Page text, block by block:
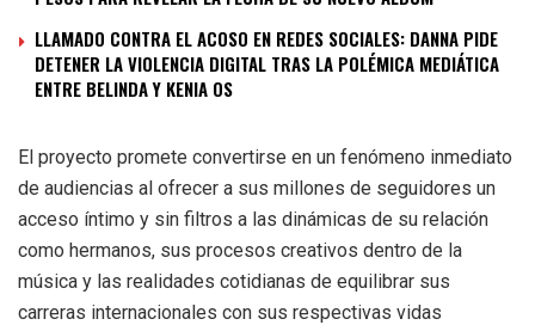
LLAMADO CONTRA EL ACOSO EN REDES SOCIALES: DANNA PIDE
DETENER LA VIOLENCIA DIGITAL TRAS LA POLÉMICA MEDIÁTICA
ENTRE BELINDA Y KENIA OS
El proyecto promete convertirse en un fenómeno inmediato
de audiencias al ofrecer a sus millones de seguidores un
acceso íntimo y sin filtros a las dinámicas de su relación
como hermanos, sus procesos creativos dentro de la
música y las realidades cotidianas de equilibrar sus
carreras internacionales con sus respectivas vidas